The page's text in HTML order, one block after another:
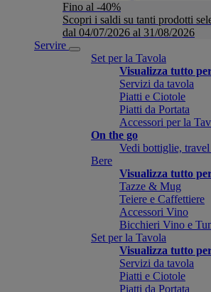
Fino al -40%
Scopri i saldi su tanti prodotti
dal 04/07/2026 al 31/08/2026
Servire
Set per la Tavola
Visualizza tutto
Servizi da tavola
Piatti e Ciotole
Piatti da Portata
Accessori per la
On the go
Vedi bottiglie,
Bere
Visualizza tutto
Tazze & Mug
Teiere e Caffettiere
Accessori Vino
Bicchieri Vino e
Set per la Tavola
Visualizza tutto
Servizi da tavola
Piatti e Ciotole
Piatti da Portata